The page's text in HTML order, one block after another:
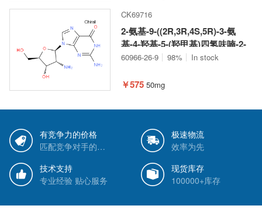
carboxamide 2,2,2-
trifluoroacetate
CK69716
2-氨基-9-((2R,3R,4S,5R)-3-氨
基-4-羟基-5-(羟甲基)四氢呋喃-2-
基)-1,9-二氢-6H-嘌呤-6-酮
60966-26-9 98% In stock
￥575 50mg
有竞争力的价格
匹配竞争对手的价格
极速物流
效率为先
技术支持
专业经验 贴心服务
现货库存
100000+库存